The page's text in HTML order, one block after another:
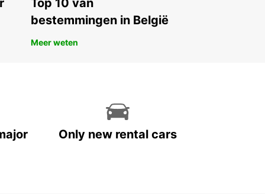
Europcar en ontdek Letland op uw eigen
met comfort en zekerheid.
Top 10 van
bestemmingen in België
Meer weten
Only new rental cars